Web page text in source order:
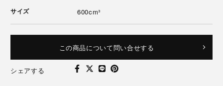
サイズ 600cm³
この商品について問い合せする
シェアする